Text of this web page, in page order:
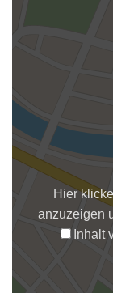
Hier
anzuzeigen
Inhalt